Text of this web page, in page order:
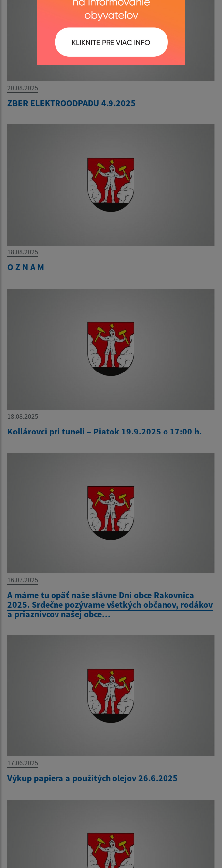
20.08.2025
ZBER ELEKTROODPADU 4.9.2025
18.08.2025
O Z N A M
18.08.2025
Kollárovci pri tuneli – Piatok 19.9.2025 o 17:00 h.
16.07.2025
A máme tu opäť naše slávne Dni obce Rakovnica
2025. Srdečne pozývame všetkých občanov, rodákov
a priaznivcov našej obce…
17.06.2025
Výkup papiera a použitých olejov 26.6.2025